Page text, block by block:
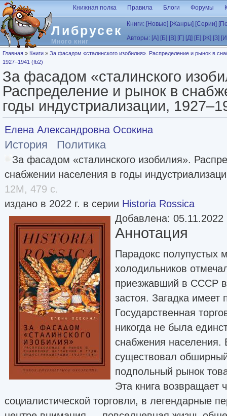
Перейти к основному содержанию
Либрусек
Много книг
Книжная полка Правила Блоги Форумы
Книги: [Новые] [Жанры] [Серии]
Авторы: [А] [Б] [В] [Г] [Д] [Е] [Ж] [З]
Вы здесь
Главная » Книги » За фасадом «сталинского изобилия». Распределение и рынок в
1927–1941 (fb2)
За фасадом «сталинского
Распределение и рынок в
годы индустриализации,
Елена Александровна Осокина
История Политика
За фасадом «сталинского изобилия».
снабжении населения в годы
12M, 479 с.
издано в 2022 г. в серии Historia Rossica
Добавлена: 05.11.2022
Аннотация
Парадокс полупустых
холодильников
приезжавший в СССР в
застоя. Загадка имеет
Государственная
никогда не была
снабжения населения.
существовал
подпольный рынок
Эта книга возвращает
социалистической торговли, в легендарные